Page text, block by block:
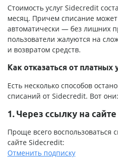
Стоимость услуг Sidecredit
месяц. Причем списание
автоматически — без лишних
пользователи жалуются на
и возвратом средств.
Как отказаться от платных
Есть несколько способов
списаний от Sidecredit. Вот они:
1. Через ссылку на сайте
Проще всего воспользоваться
сайте Sidecredit:
Отменить подписку